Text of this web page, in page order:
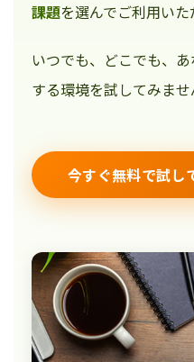
課題を選んでご利用いた
いつでも、どこでも、
する環境を試してみませ
今すぐ無料で試し